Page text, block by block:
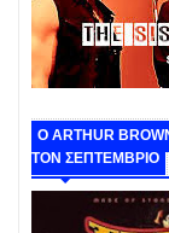
O ARTHUR
ΤΟΝ ΣΕΠΤΕΜΒΡΙΟ